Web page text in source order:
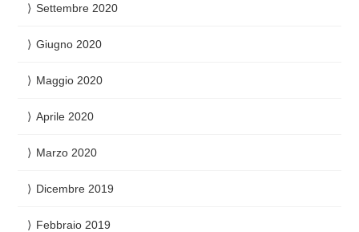
Settembre 2020
Giugno 2020
Maggio 2020
Aprile 2020
Marzo 2020
Dicembre 2019
Febbraio 2019